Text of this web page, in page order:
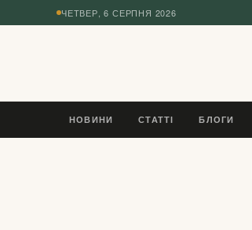
ЧЕТВЕР, 6 СЕРПНЯ 2026
НОВИНИ СТАТТІ БЛОГИ